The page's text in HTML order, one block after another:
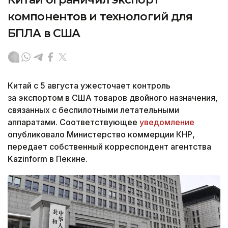
компонентов и технологий для
БПЛА в США
Китай с 5 августа ужесточает контроль
за экспортом в США товаров двойного назначения,
связанных с беспилотными летательными
аппаратами. Соответствующее уведомление
опубликовало Министерство коммерции КНР,
передает собственный корреспондент агентства
Kazinform в Пекине.